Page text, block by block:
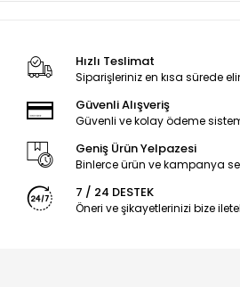
Hızlı Teslimat
Siparişleriniz en kısa sürede
Güvenli Alışveriş
Güvenli ve kolay ödeme
Geniş Ürün Yelpazesi
Binlerce ürün ve kampanya
7 / 24 DESTEK
Öneri ve şikayetlerinizi bize